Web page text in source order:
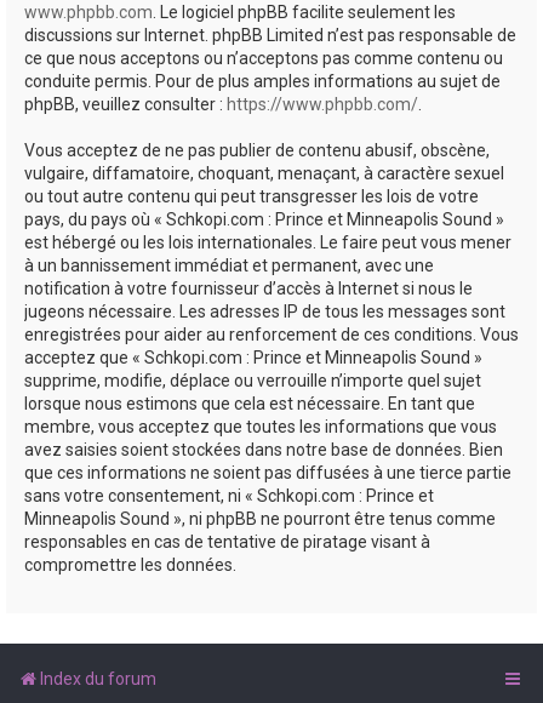
www.phpbb.com . Le logiciel phpBB facilite seulement les
discussions sur Internet. phpBB Limited n’est pas responsable de
ce que nous acceptons ou n’acceptons pas comme contenu ou
conduite permis. Pour de plus amples informations au sujet de
phpBB, veuillez consulter : https://www.phpbb.com/
Vous acceptez de ne pas publier de contenu abusif, obscène,
vulgaire, diffamatoire, choquant, menaçant, à caractère sexuel
ou tout autre contenu qui peut transgresser les lois de votre
pays, du pays où « Schkopi.com : Prince et Minneapolis Sound »
est hébergé ou les lois internationales. Le faire peut vous mener
à un bannissement immédiat et permanent, avec une
notification à votre fournisseur d’accès à Internet si nous le
jugeons nécessaire. Les adresses IP de tous les messages sont
enregistrées pour aider au renforcement de ces conditions. Vous
acceptez que « Schkopi.com : Prince et Minneapolis Sound »
supprime, modifie, déplace ou verrouille n’importe quel sujet
lorsque nous estimons que cela est nécessaire. En tant que
membre, vous acceptez que toutes les informations que vous
avez saisies soient stockées dans notre base de données. Bien
que ces informations ne soient pas diffusées à une tierce partie
sans votre consentement, ni « Schkopi.com : Prince et
Minneapolis Sound », ni phpBB ne pourront être tenus comme
responsables en cas de tentative de piratage visant à
compromettre les données.
Index du forum